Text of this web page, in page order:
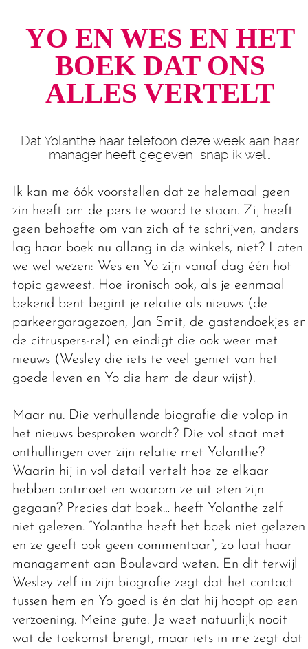
YO EN WES EN HET
BOEK DAT ONS
ALLES VERTELT
Dat Yolanthe haar telefoon deze week aan haar
manager heeft gegeven, snap ik wel…
Ik kan me óók voorstellen dat ze helemaal geen
zin heeft om de pers te woord te staan. Zij heeft
geen behoefte om van zich af te schrijven, anders
lag haar boek nu allang in de winkels, niet? Laten
we wel wezen: Wes en Yo zijn vanaf dag één hot
topic geweest. Hoe ironisch ook, als je eenmaal
bekend bent begint je relatie als nieuws (de
parkeergaragezoen, Jan Smit, de gastendoekjes en
de citruspers-rel) en eindigt die ook weer met
nieuws (Wesley die iets te veel geniet van het
goede leven en Yo die hem de deur wijst).
Maar nu. Die verhullende biografie die volop in
het nieuws besproken wordt? Die vol staat met
onthullingen over zijn relatie met Yolanthe?
Waarin hij in vol detail vertelt hoe ze elkaar
hebben ontmoet en waarom ze uit eten zijn
gegaan? Precies dat boek… heeft Yolanthe zelf
niet gelezen. “Yolanthe heeft het boek niet gelezen
en ze geeft ook geen commentaar”, zo laat haar
management aan Boulevard weten. En dit terwijl
Wesley zelf in zijn biografie zegt dat het contact
tussen hem en Yo goed is én dat hij hoopt op een
verzoening. Meine gute. Je weet natuurlijk nooit
wat de toekomst brengt, maar iets in me zegt dat